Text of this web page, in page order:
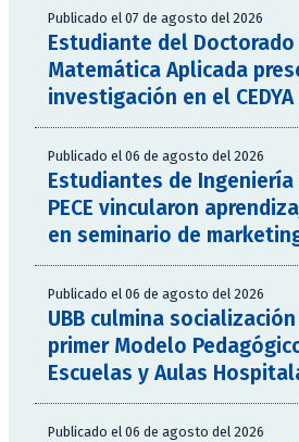
Publicado el 07 de agosto del 2026
Estudiante del Doctorado
Matemática Aplicada
investigación en el CEDYA
Publicado el 06 de agosto del 2026
Estudiantes de Ingeniería
PECE vincularon
en seminario de
Publicado el 06 de agosto del 2026
UBB culmina
primer Modelo
Escuelas y Aulas
Publicado el 06 de agosto del 2026